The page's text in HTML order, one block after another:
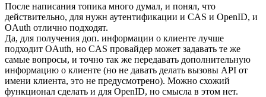
После написания топика много думал, и понял, что
действительно, для нужн аутентификации и CAS и OpenID, и
OAuth отлично подходят.
Да, для получения доп. информации о клиенте лучше
подходит OAuth, но CAS провайдер может задавать те же
самые вопросы, и точно так же передавать дополнительную
информацию о клиенте (но не давать делать вызовы API от
имени клиента, это не предусмотрено). Можно схожий
функционал сделать и для OpenID, но смысла в этом нет.